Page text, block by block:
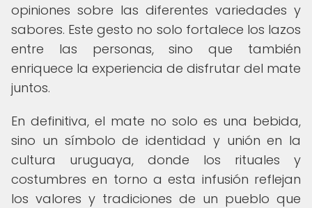
opiniones sobre las diferentes variedades y
sabores. Este gesto no solo fortalece los lazos
entre las personas, sino que también
enriquece la experiencia de disfrutar del mate
juntos.
En definitiva, el mate no solo es una bebida,
sino un símbolo de identidad y unión en la
cultura uruguaya, donde los rituales y
costumbres en torno a esta infusión reflejan
los valores y tradiciones de un pueblo que